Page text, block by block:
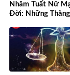
Nhâm Tuất Nữ
Đời: Những